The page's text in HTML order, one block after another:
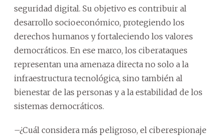
seguridad digital. Su objetivo es contribuir al
desarrollo socioeconómico, protegiendo los
derechos humanos y fortaleciendo los valores
democráticos. En ese marco, los ciberataques
representan una amenaza directa no solo a la
infraestructura tecnológica, sino también al
bienestar de las personas y a la estabilidad de los
sistemas democráticos.
–¿Cuál considera más peligroso, el ciberespionaje